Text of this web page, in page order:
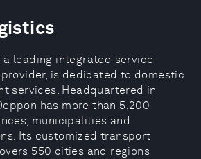
a leading integrated service-
is dedicated to domestic
services. Headquartered in
has more than 5,200
municipalities and
Its customized transport
550 cities and regions